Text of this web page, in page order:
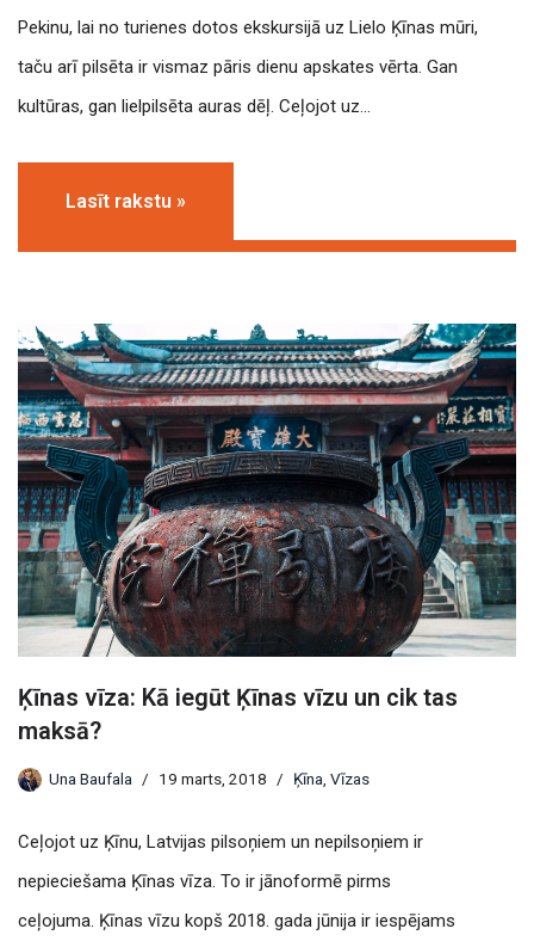
Pekinu, lai no turienes dotos ekskursijā uz Lielo Ķīnas mūri,
taču arī pilsēta ir vismaz pāris dienu apskates vērta. Gan
kultūras, gan lielpilsēta auras dēļ. Ceļojot uz…
Lasīt rakstu »
Ķīnas vīza: Kā iegūt Ķīnas vīzu un cik tas
maksā?
Una Baufala 19 marts, 2018 Ķīna Vīzas
Ceļojot uz Ķīnu, Latvijas pilsoņiem un nepilsoņiem ir
nepieciešama Ķīnas vīza. To ir jānoformē pirms
ceļojuma. Ķīnas vīzu kopš 2018. gada jūnija ir iespējams